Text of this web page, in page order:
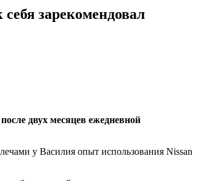
зарекомендовал
двух месяцев ежедневной
у Василия опыт использования Nissan